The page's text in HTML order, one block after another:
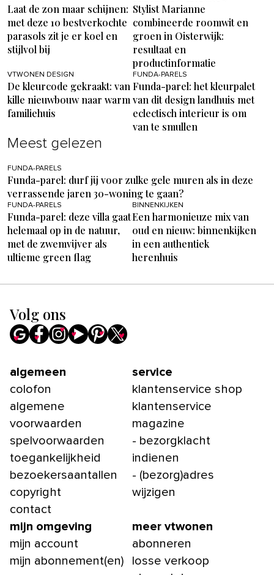
Laat de zon maar schijnen:
met deze 10 bestverkochte
parasols zit je er koel en
stijlvol bij
Stylist Marianne
combineerde roomwit en
groen in Oisterwijk:
resultaat en
productinformatie
VTWONEN DESIGN
De kleurcode gekraakt: van
kille nieuwbouw naar warm
familiehuis
FUNDA-PARELS
Funda-parel: het kleurpalet
van dit design landhuis met
eclectisch interieur is om
van te smullen
Meest gelezen
FUNDA-PARELS
Funda-parel: durf jij voor zulke gele muren als in deze
verrassende jaren 30-woning te gaan?
FUNDA-PARELS
Funda-parel: deze villa gaat
helemaal op in de natuur,
met de zwemvijver als
ultieme green flag
BINNENKIJKEN
Een harmonieuze mix van
oud en nieuw: binnenkijken
in een authentiek
herenhuis
Volg ons
algemeen
colofon
algemene
voorwaarden
spelvoorwaarden
toegankelijkheid
bezoekersaantallen
copyright
contact
service
klantenservice shop
klantenservice
magazine
- bezorgklacht
indienen
- (bezorg)adres
wijzigen
mijn omgeving
mijn account
mijn abonnement(en)
meer vtwonen
abonneren
losse verkoop